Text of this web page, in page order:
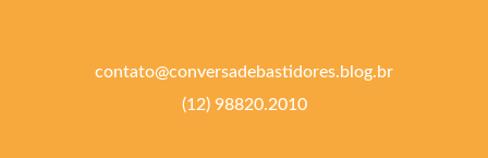
contato@conversadebastidores.blog.br
(12) 98820.2010